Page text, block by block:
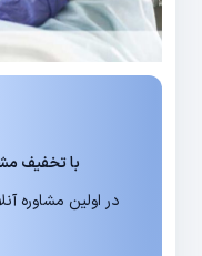
با تخفیف